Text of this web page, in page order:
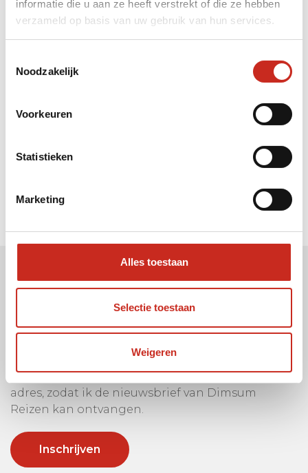
informatie die u aan ze heeft verstrekt of die ze hebben
verzameld op basis van uw gebruik van hun services.
Noodzakelijk
Voorkeuren
Statistieken
Marketing
Alles toestaan
Selectie toestaan
Weigeren
Bel: 030 2300847
Mail: info@dim-sum.nl
Ontvang onze nieuwsbrief
Ik ga akkoord met het gebruik van mijn e-mail
adres, zodat ik de nieuwsbrief van Dimsum
Reizen kan ontvangen.